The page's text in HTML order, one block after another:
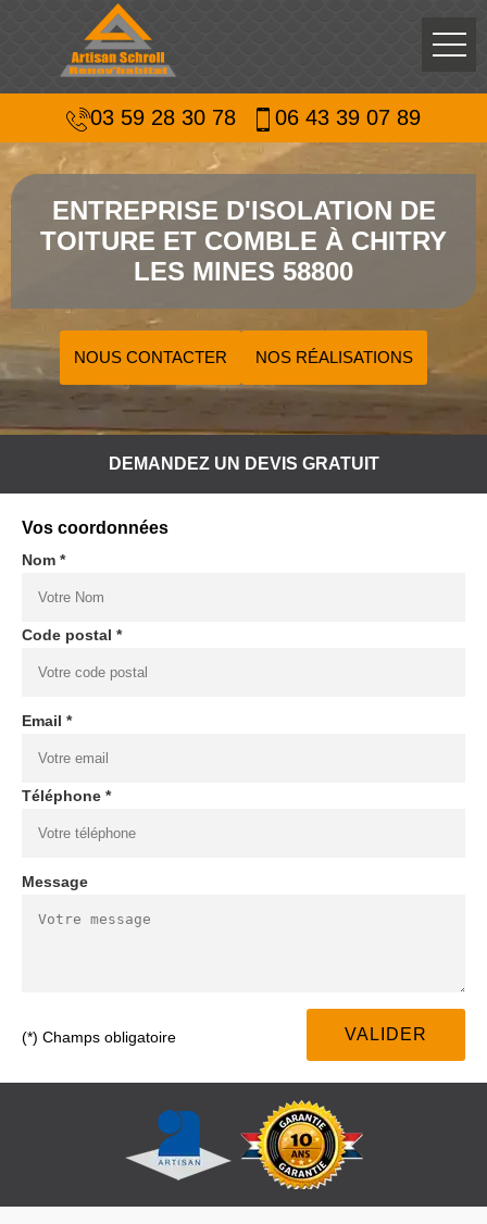
03 59 28 30 78 06 43 39 07 89
ENTREPRISE D'ISOLATION DE
TOITURE ET COMBLE À CHITRY
LES MINES 58800
NOUS CONTACTER NOS RÉALISATIONS
DEMANDEZ UN DEVIS GRATUIT
Vos coordonnées
Nom *
Code postal *
Email *
Téléphone *
Message
(*) Champs obligatoire